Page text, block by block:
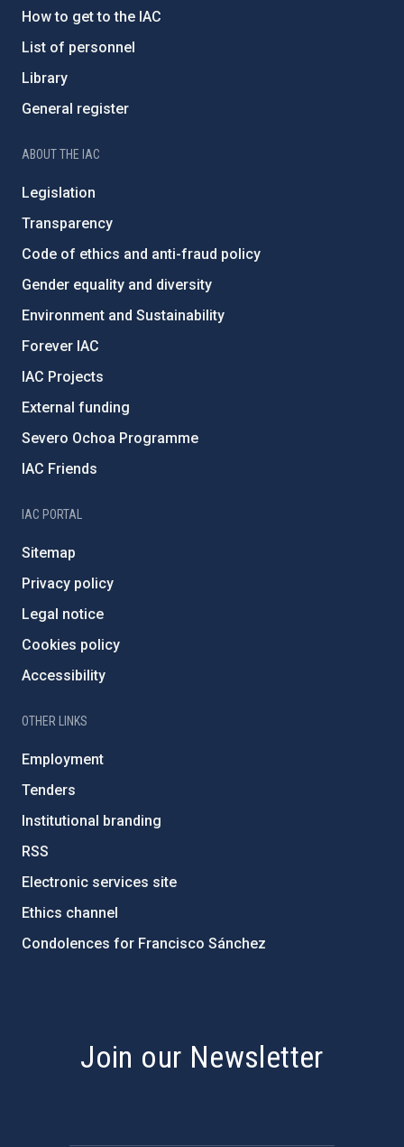
How to get to the IAC
List of personnel
Library
General register
ABOUT THE IAC
Legislation
Transparency
Code of ethics and anti-fraud policy
Gender equality and diversity
Environment and Sustainability
Forever IAC
IAC Projects
External funding
Severo Ochoa Programme
IAC Friends
IAC PORTAL
Sitemap
Privacy policy
Legal notice
Cookies policy
Accessibility
OTHER LINKS
Employment
Tenders
Institutional branding
RSS
Electronic services site
Ethics channel
Condolences for Francisco Sánchez
Join our Newsletter